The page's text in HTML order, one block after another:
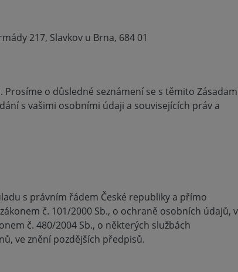
217, Slavkov u Brna, 684 01
o důsledné seznámení se s těmito
s vašimi osobními údaji a souvisejících práv a
s právním řádem České republiky a přímo
č. 101/2000 Sb., o ochraně osobních údajů,
č. 480/2004 Sb., o některých službách
ve znění pozdějších předpisů.